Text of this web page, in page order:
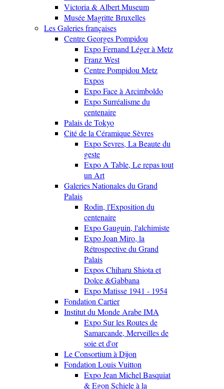
Victoria & Albert Museum
Musée Magritte Bruxelles
Les Galeries françaises
Centre Georges Pompidou
Expo Fernand Léger à Metz
Franz West
Centre Pompidou Metz
Expos
Expo Face à Arcimboldo
Expo Surréalisme du
centenaire
Palais de Tokyo
Cité de la Céramique Sèvres
Expo Sevres, La Beaute du
geste
Expo A Table, Le repas tout
un Art
Galeries Nationales du Grand
Palais
Rodin, l'Exposition du
centenaire
Expo Gauguin, l'alchimiste
Expo Joan Miro, la
Rétrospective du Grand
Palais
Expos Chiharu Shiota et
Dolce &Gabbana
Expo Matisse 1941 - 1954
Fondation Cartier
Institut du Monde Arabe IMA
Expo Sur les Routes de
Samarcande, Merveilles de
soie et d'or
Le Consortium à Dijon
Fondation Louis Vuitton
Expo Jean Michel Basquiat
& Egon Schiele à la